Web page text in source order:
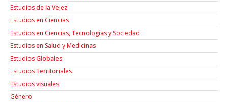
Estudios de la Vejez
Estudios en Ciencias
Estudios en Ciencias, Tecnologías y Sociedad
Estudios en Salud y Medicinas
Estudios Globales
Estudios Territoriales
Estudios visuales
Género